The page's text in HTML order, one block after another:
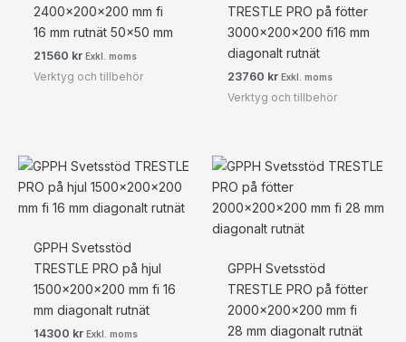
2400x200x200 mm fi
16 mm rutnät 50×50 mm
21560 kr Exkl. moms
Verktyg och tillbehör
TRESTLE PRO på fötter
3000x200x200 fi16 mm
diagonalt rutnät
23760 kr Exkl. moms
Verktyg och tillbehör
GPPH Svetsstöd
TRESTLE PRO på hjul
1500x200x200 mm fi 16
mm diagonalt rutnät
14300 kr Exkl. moms
GPPH Svetsstöd
TRESTLE PRO på fötter
2000x200x200 mm fi
28 mm diagonalt rutnät